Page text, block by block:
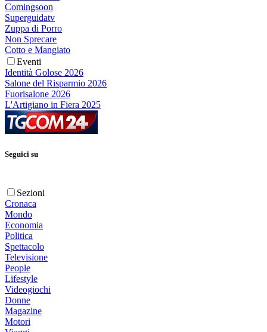
Comingsoon
Superguidatv
Zuppa di Porro
Non Sprecare
Cotto e Mangiato
Eventi
Identità Golose 2026
Salone del Risparmio 2026
Fuorisalone 2026
L'Artigiano in Fiera 2025
Seguici su
Sezioni
Cronaca
Mondo
Economia
Politica
Spettacolo
Televisione
People
Lifestyle
Videogiochi
Donne
Magazine
Motori